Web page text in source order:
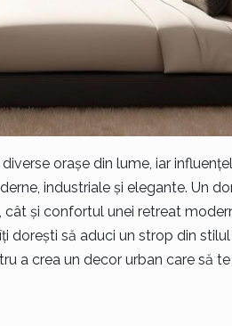
orașe din lume, iar
industriale și elegante. Un
și confortul unei retreat
dorești să aduci un strop din
a crea un decor urban care să